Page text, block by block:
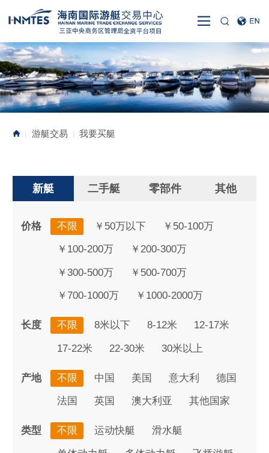
| 游艇交易 | 我要买艇
新艇 二手艇 零部件 其他
价格 不限 ￥50万以下 ￥50-100万
￥100-200万 ￥200-300万
￥300-500万 ￥500-700万
￥700-1000万 ￥1000-2000万
长度 不限 8米以下 8-12米 12-17米
17-22米 22-30米 30米以上
产地 不限 中国 美国 意大利 德国
法国 英国 澳大利亚 其他国家
类型 不限 运动快艇 滑水艇